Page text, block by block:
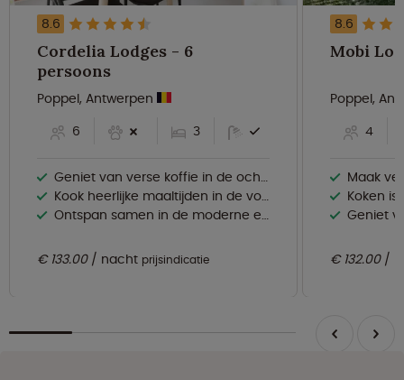
8.6
Cordelia Lodges - 6
persoons
Poppel, Antwerpen
6
3
Geniet van verse koffie in de ochtend met het koffiezetapparaat
Kook heerlijke maaltijden in de volledig uitgeruste open keuken
Ontspan samen in de moderne en gezellige leefruimte
€ 133.00 nacht prijsindicatie
8.6
Poppel,
4
Maak
Koken is een
Geniet
€ 132.00